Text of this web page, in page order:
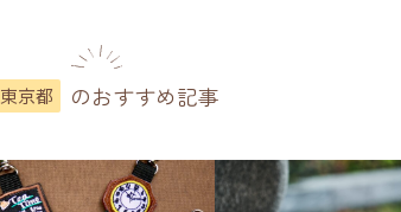
東京都 のおすすめ記事